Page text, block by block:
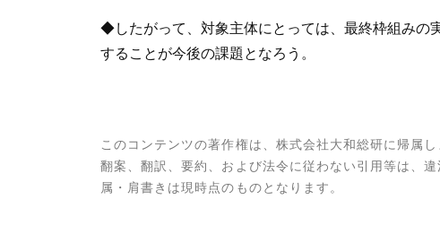
◆したがって、対象主体にとっては、最終枠組みの
することが今後の課題となろう。
このコンテンツの著作権は、株式会社大和総研に帰属
翻案、翻訳、要約、および法令に従わない引用等は、
属・肩書きは現時点のものとなります。